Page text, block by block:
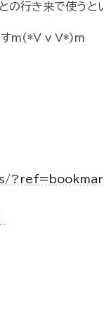
行き来で使うと
すm(*V v V*)m